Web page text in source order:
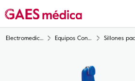
Electromedicina Equipos Consulta médica